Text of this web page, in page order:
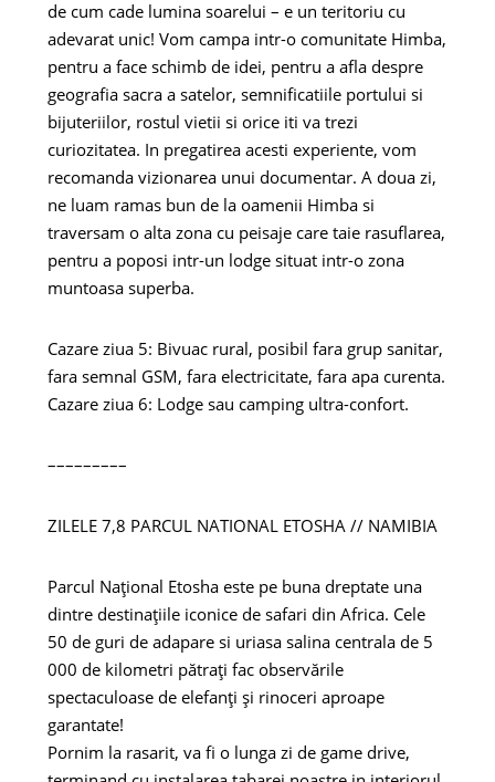
de cum cade lumina soarelui – e un teritoriu cu
adevarat unic! Vom campa intr-o comunitate Himba,
pentru a face schimb de idei, pentru a afla despre
geografia sacra a satelor, semnificatiile portului si
bijuteriilor, rostul vietii si orice iti va trezi
curiozitatea. In pregatirea acesti experiente, vom
recomanda vizionarea unui documentar. A doua zi,
ne luam ramas bun de la oamenii Himba si
traversam o alta zona cu peisaje care taie rasuflarea,
pentru a poposi intr-un lodge situat intr-o zona
muntoasa superba.
Cazare ziua 5: Bivuac rural, posibil fara grup sanitar,
fara semnal GSM, fara electricitate, fara apa curenta.
Cazare ziua 6: Lodge sau camping ultra-confort.
–––––––––
ZILELE 7,8 PARCUL NATIONAL ETOSHA // NAMIBIA
Parcul Național Etosha este pe buna dreptate una
dintre destinațiile iconice de safari din Africa. Cele
50 de guri de adapare si uriasa salina centrala de 5
000 de kilometri pătrați fac observările
spectaculoase de elefanți și rinoceri aproape
garantate!
Pornim la rasarit, va fi o lunga zi de game drive,